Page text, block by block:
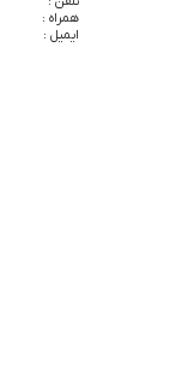
همراه :
ایمیل :